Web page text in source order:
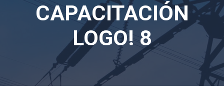
CAPACITACIÓN
LOGO! 8